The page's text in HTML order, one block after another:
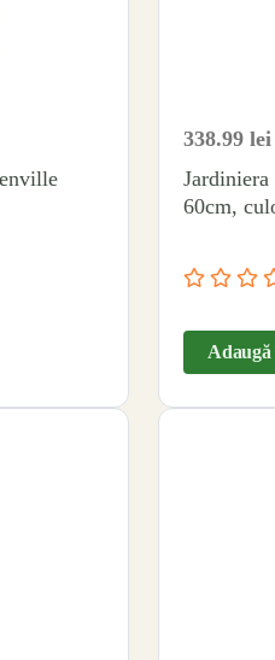
338.99lei
60cm,
Adaugă